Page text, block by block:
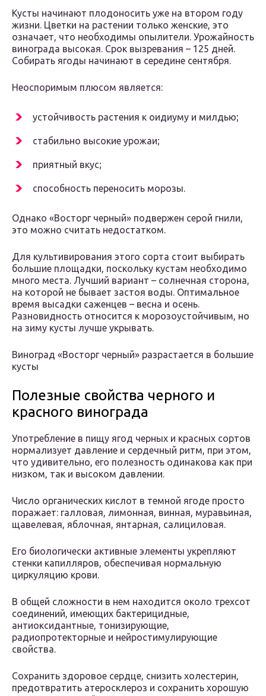
Кусты начинают плодоносить уже на втором году
жизни. Цветки на растении только женские, это
означает, что необходимы опылители. Урожайность
винограда высокая. Срок вызревания – 125 дней.
Собирать ягоды начинают в середине сентября.
Неоспоримым плюсом является:
устойчивость растения к оидиуму и милдью;
стабильно высокие урожаи;
приятный вкус;
способность переносить морозы.
Однако «Восторг черный» подвержен серой гнили,
это можно считать недостатком.
Для культивирования этого сорта стоит выбирать
большие площадки, поскольку кустам необходимо
много места. Лучший вариант – солнечная сторона,
на которой не бывает застоя воды. Оптимальное
время высадки саженцев – весна и осень.
Разновидность относится к морозоустойчивым, но
на зиму кусты лучше укрывать.
Виноград «Восторг черный» разрастается в большие
кусты
Полезные свойства черного и
красного винограда
Употребление в пищу ягод черных и красных сортов
нормализует давление и сердечный ритм, при этом,
что удивительно, его полезность одинакова как при
низком, так и высоком давлении.
Число органических кислот в темной ягоде просто
поражает: галловая, лимонная, винная, муравьиная,
щавелевая, яблочная, янтарная, салициловая.
Его биологически активные элементы укрепляют
стенки капилляров, обеспечивая нормальную
циркуляцию крови.
В общей сложности в нем находится около трехсот
соединений, имеющих бактерицидные,
антиоксидантные, тонизирующие,
радиопротекторные и нейростимулирующие
свойства.
Сохранить здоровое сердце, снизить холестерин,
предотвратить атеросклероз и сохранить хорошую